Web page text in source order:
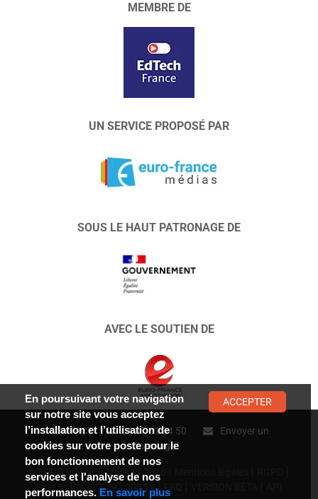
MEMBRE DE
UN SERVICE PROPOSÉ PAR
SOUS LE HAUT PATRONAGE DE
AVEC LE SOUTIEN DE
CONTACT : 01 47 01 34 50
Envoyer un
message
© EURO FRANCE MÉDIAS 2026
Siret n°403 627 797 000 18
En poursuivant votre navigation
sur notre site vous acceptez
l’installation et l’utilisation de
cookies sur votre poste pour le
bon fonctionnement de nos
services et l'analyse de nos
performances. En savoir plus
ACCEPTER